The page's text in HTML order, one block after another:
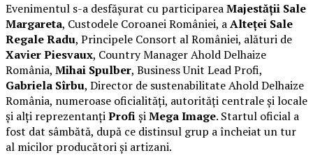
Evenimentul s-a desfășurat cu participareaMajestății Sale
Margareta, Custodele Coroanei României, aAlteței Sale
Regale Radu, Principele Consort al României, alături de
Xavier Piesvaux, Country Manager Ahold Delhaize
România, Mihai Spulber, Business Unit Lead Profi,
Gabriela Sîrbu, Director de sustenabilitate Ahold Delhaize
România, numeroase oficialități, autorități centrale și locale
și alți reprezentanțiProfișiMega Image. Startul oficial a
fost dat sâmbătă, după ce distinsul grup a încheiat un tur
al micilor producători și artizani.